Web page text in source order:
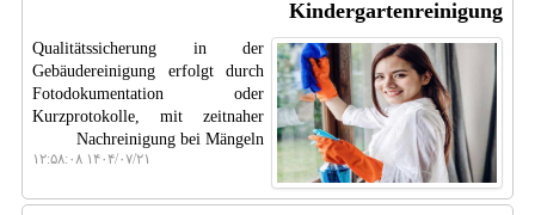
Kindergartenreinigung
Qualitätssicherung in der
Gebäudereinigung erfolgt durch
Fotodokumentation oder
Kurzprotokolle, mit zeitnaher
Nachreinigung bei Mängeln
۱۴۰۴/۰۷/۲۱ ۱۲:۵۸:۰۸